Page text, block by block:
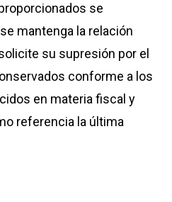
se
mantenga la relación
su supresión por el
conforme a los
en materia fiscal y
referencia la última